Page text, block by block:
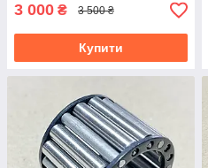
3 000 ₴ 3 500 ₴
Купити